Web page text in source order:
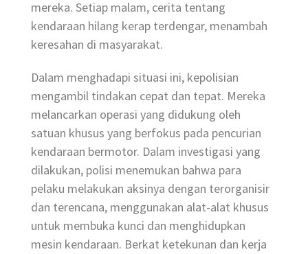
mereka. Setiap malam, cerita tentang
kendaraan hilang kerap terdengar, menambah
keresahan di masyarakat.
Dalam menghadapi situasi ini, kepolisian
mengambil tindakan cepat dan tepat. Mereka
melancarkan operasi yang didukung oleh
satuan khusus yang berfokus pada pencurian
kendaraan bermotor. Dalam investigasi yang
dilakukan, polisi menemukan bahwa para
pelaku melakukan aksinya dengan terorganisir
dan terencana, menggunakan alat-alat khusus
untuk membuka kunci dan menghidupkan
mesin kendaraan. Berkat ketekunan dan kerja